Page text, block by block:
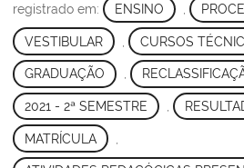
registrado em: ENSINO
VESTIBULAR CURSOS
GRADUAÇÃO ,
2021 - 2ª SEMESTRE
MATRÍCULA